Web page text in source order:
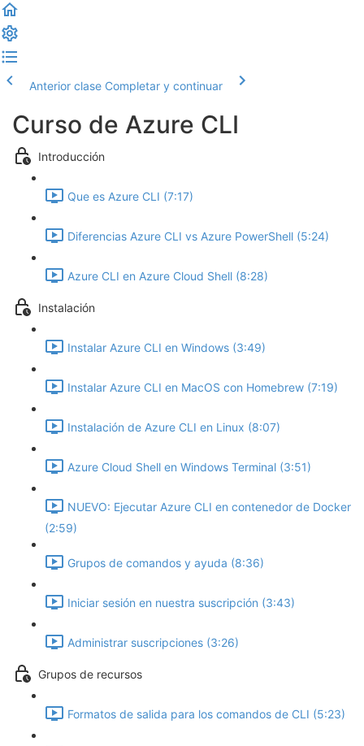
Anterior clase Completar y continuar
Curso de Azure CLI
Introducción
Que es Azure CLI (7:17)
Diferencias Azure CLI vs Azure PowerShell (5:24)
Azure CLI en Azure Cloud Shell (8:28)
Instalación
Instalar Azure CLI en Windows (3:49)
Instalar Azure CLI en MacOS con Homebrew (7:19)
Instalación de Azure CLI en Linux (8:07)
Azure Cloud Shell en Windows Terminal (3:51)
NUEVO: Ejecutar Azure CLI en contenedor de Docker
(2:59)
Grupos de comandos y ayuda (8:36)
Iniciar sesión en nuestra suscripción (3:43)
Administrar suscripciones (3:26)
Grupos de recursos
Formatos de salida para los comandos de CLI (5:23)